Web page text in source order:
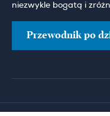
niezwykle bogatą i
Przewodnik po